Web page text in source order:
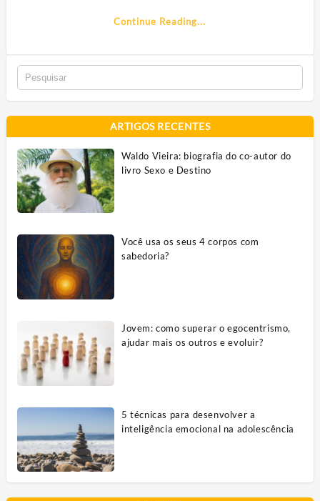
Continue Reading...
ARTIGOS RECENTES
Waldo Vieira: biografia do co-autor do
livro Sexo e Destino
Você usa os seus 4 corpos com
sabedoria?
Jovem: como superar o egocentrismo,
ajudar mais os outros e evoluir?
5 técnicas para desenvolver a
inteligência emocional na adolescência